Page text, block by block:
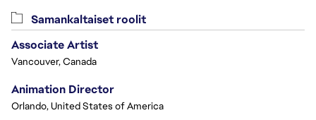
Samankaltaiset roolit
Associate Artist
Vancouver, Canada
Animation Director
Orlando, United States of America